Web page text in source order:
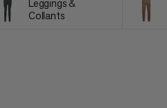
Leggings &
Collants